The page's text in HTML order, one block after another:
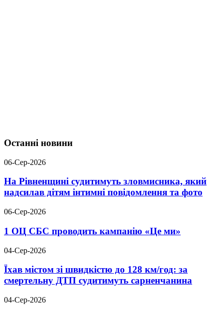
Останні новини
06-Сер-2026
На Рівненщині судитимуть зловмисника, який
надсилав дітям інтимні повідомлення та фото
06-Сер-2026
1 ОЦ СБС проводить кампанію «Це ми»
04-Сер-2026
Їхав містом зі швидкістю до 128 км/год: за
смертельну ДТП судитимуть сарненчанина
04-Сер-2026